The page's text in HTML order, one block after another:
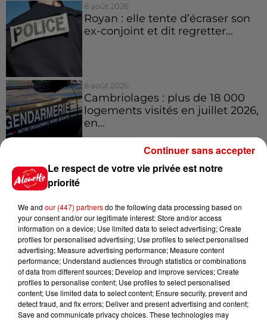
8 août 2026
Royan : elle tente d’écraser son
ex-conjoint et dit regretter...
8 août 2026
Cambriolages : plus de 18 000
logements visités en juillet 2026,
en...
7 août 2026
Pape Léon XIV en France : quel
Jeux Voir plus
Gagnez vos places pour le
festival Marché Gourmand 2026
Le respect de votre vie privée est notre
priorité
We and our (447) partnersdo the following data processing based on
your consent and/or our legitimate interest: Store and/or access
information on a device; Use limited data to select advertising; Create
profiles for personalised advertising; Use profiles to select personalised
advertising; Measure advertising performance; Measure content
performance; Understand audiences through statistics or combinations
of data from different sources; Develop and improve services; Create
profiles to personalise content; Use profiles to select personalised
content; Use limited data to select content; Ensure security, prevent and
detect fraud, and fix errors; Deliver and present advertising and content;
Save and communicate privacy choices. These technologies may
Continuer sans accepter